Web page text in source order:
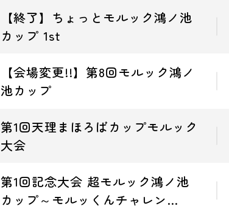
【終了】ちょっとモルック鴻ノ池
カップ 1st
【会場変更!!】第8回モルック鴻ノ
池カップ
第1回天理まほろばカップモルック
大会
第1回記念大会 超モルック鴻ノ池
カップ～モルッくんチャレン…